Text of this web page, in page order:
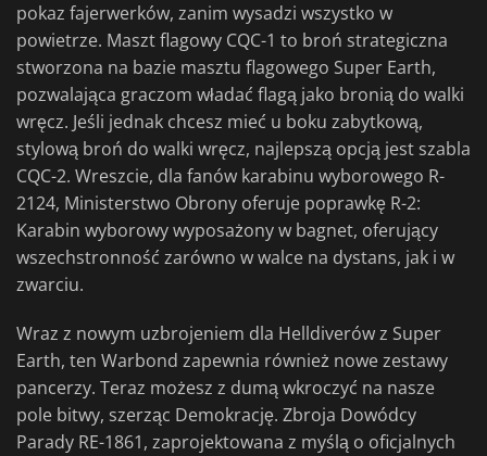
pokaz fajerwerków, zanim wysadzi wszystko w
powietrze. Maszt flagowy CQC-1 to broń strategiczna
stworzona na bazie masztu flagowego Super Earth,
pozwalająca graczom władać flagą jako bronią do walki
wręcz. Jeśli jednak chcesz mieć u boku zabytkową,
stylową broń do walki wręcz, najlepszą opcją jest szabla
CQC-2. Wreszcie, dla fanów karabinu wyborowego R-
2124, Ministerstwo Obrony oferuje poprawkę R-2:
Karabin wyborowy wyposażony w bagnet, oferujący
wszechstronność zarówno w walce na dystans, jak i w
zwarciu.
Wraz z nowym uzbrojeniem dla Helldiverów z Super
Earth, ten Warbond zapewnia również nowe zestawy
pancerzy. Teraz możesz z dumą wkroczyć na nasze
pole bitwy, szerząc Demokrację. Zbroja Dowódcy
Parady RE-1861, zaprojektowana z myślą o oficjalnych